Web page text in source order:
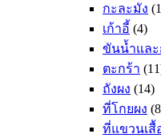
กะละมัง
เก้าอี้ (4)
ขันน้ำและ
ตะกร้า
ถังผง (14)
ที่โกยผง
ที่แขวนเสื้